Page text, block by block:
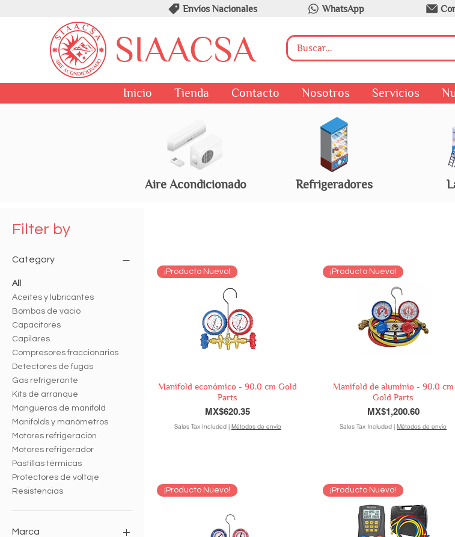
Envíos Nacionales WhatsApp
SIAACSA
Inicio Tienda Contacto Nosotros Servicios
Aire Acondicionado Refrigeradores
Filter by
Category
All
Aceites y lubricantes
Bombas de vacio
Capacitores
Capilares
Compresores fraccionarios
Detectores de fugas
Gas refrigerante
Kits de arranque
Mangueras de manifold
Manifolds y manómetros
Motores refrigeración
Motores refrigerador
Pastillas térmicas
Protectores de voltaje
Resistencias
Marca
¡Producto Nuevo!
Manifold económico - 90.0 cm Gold
Parts
Price
MX$620.35
Sales Tax Included| Métodos de envío
¡Producto Nuevo!
Manifold de aluminio - 90.0 cm
Gold Parts
Price
MX$1,200.60
Sales Tax Included |Métodos de envío
¡Producto Nuevo! ¡Producto Nuevo!